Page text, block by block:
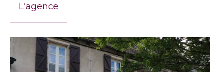
L'agence